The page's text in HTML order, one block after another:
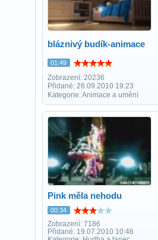
bláznivý budík-animace
01:49
Zobrazení: 20236
Přidané: 28.09.2010 19:23
Kategorie: Animace a umění
Pink měla nehodu
00:34
Zobrazení: 7186
Přidané: 19.07.2010 10:46